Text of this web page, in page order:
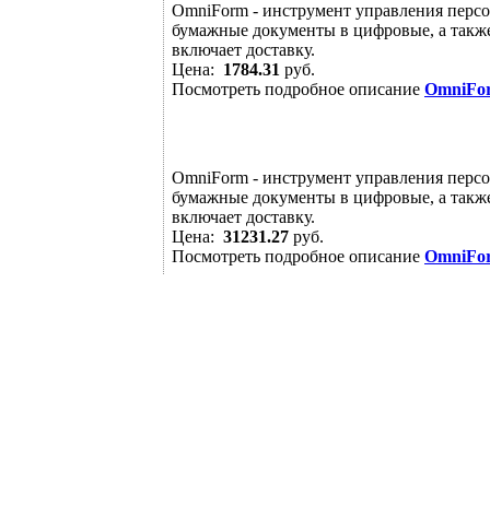
OmniForm - инструмент управления
бумажные документы в цифровые, а
включает доставку.
Цена: 1784.31 руб.
Посмотреть подробное описание
OmniForm - инструмент управления
бумажные документы в цифровые, а
включает доставку.
Цена: 31231.27 руб.
Посмотреть подробное описание